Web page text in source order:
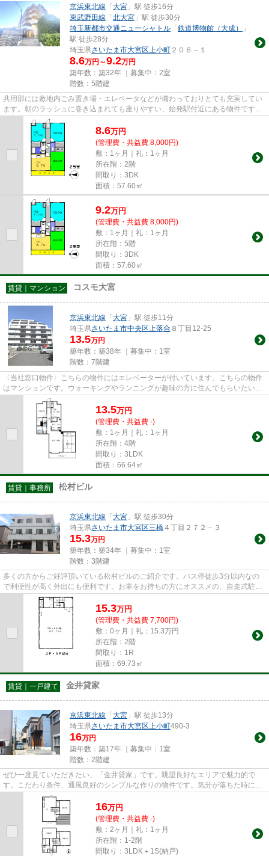
京浜東北線 「 大宮 」駅 徒歩16分
東武野田線 「 北大宮 」駅 徒歩30分
埼玉新都市交通ニューシャトル 「 鉄道博物館（大成）
」
駅 徒歩28分
埼玉県さいたま市大宮区上小町 ２０６－１
8.6万円～9.2万円
築年数：築32年 ｜募集中： 2室
階数：5階建
共用部には敷地内ごみ置き場・エレベータなどが備わっておりとても充実してい
ます。朝のラッシュに巻き込まれても座りやすい、始発駅付近にある物件です。
遠くの風景を見つめることは...
8.6万円
(管理費・共益費 8,000円)
敷：1ヶ月｜礼：1ヶ月
所在階：2階
間取り：3DK
面積：57.60㎡
9.2万円
(管理費・共益費 8,000円)
敷：1ヶ月｜礼：1ヶ月
所在階：5階
間取り：3DK
面積：57.60㎡
賃貸｜マンション コスモ大宮
京浜東北線 「 大宮 」駅 徒歩11分
埼玉県さいたま市中央区上落合 ８丁目12-25
13.5万円
築年数：築38年 ｜募集中： 1室
階数：7階建
〈当社窓口物件〉こちらの物件にはエレベーターが付いています。こちらの物件
はマンションです。ウォーキングやランニングが趣味の方に住んでもらいたいの
が平坦な場所にあるマンショ...
13.5万円
(管理費・共益費 -)
敷：1ヶ月｜礼：1ヶ月
所在階：4階
間取り：3LDK
面積：66.64㎡
賃貸｜事務所 松村ビル
京浜東北線 「 大宮 」駅 徒歩30分
埼玉県さいたま市大宮区三橋 ４丁目２７２－３
15.3万円
築年数：築34年 ｜募集中： 1室
階数：3階建
多くの方からご好評頂いている松村ビルのご紹介です。バス停徒歩3分以内なの
で利便性が高く外出にも便利です。お車をお持ちの方にオススメの、自走式駐車
場を利用できる物件です。
15.3万円
(管理費・共益費 7,700円)
敷：0ヶ月｜礼：15.3万円
所在階：2階
間取り：1R
面積：69.73㎡
賃貸｜一戸建て 金井貸家
京浜東北線 「 大宮 」駅 徒歩13分
埼玉県さいたま市大宮区上小町490-3
16万円
築年数：築17年 ｜募集中： 1室
階数：2階建
ぜひ一度見ていただきたい、「金井貸家」です。眺望良好なエリアで魅力的で
す。こだわり条件、通風良好のシンプルな作りの物件です。気分が落ちた時には
換気でリフレッシュしましょう...
16万円
(管理費・共益費 -)
敷：2ヶ月｜礼：1ヶ月
所在階：1-2階
間取り：3LDK＋1S(納戸)